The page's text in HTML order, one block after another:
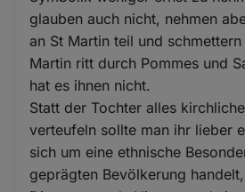
glauben auch nicht, nehmen
an St Martin teil und
Martin ritt durch Pommes und
hat es ihnen nicht.
Statt der Tochter alles
verteufeln sollte man ihr lieber
sich um eine ethnische
geprägten Bevölkerung